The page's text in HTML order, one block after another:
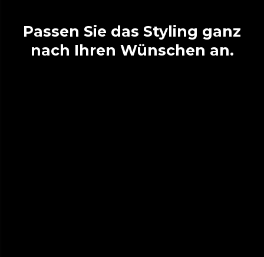
Passen Sie das Styling ganz
nach Ihren Wünschen an.